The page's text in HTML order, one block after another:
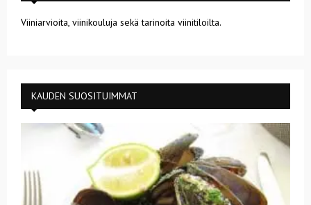
Viiniarvioita, viinikouluja sekä tarinoita viinitiloilta.
KAUDEN SUOSITUIMMAT